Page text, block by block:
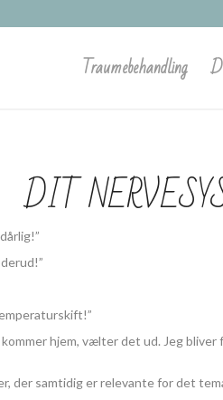
Traumebehandling
DIT
hjem, vælter det ud. Jeg
der samtidig er relevante for det